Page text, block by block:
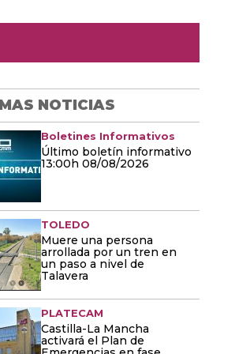
NOTICIAS
Boletines Informativos
Último boletín informativo
13:00h 08/08/2026
TOLEDO
Muere una persona
arrollada por un tren en
un paso a nivel de
Talavera
PLATECAM
Castilla-La Mancha
activará el Plan de